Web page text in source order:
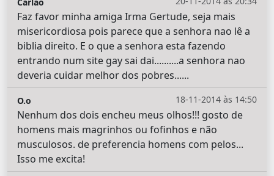
Faz favor minha amiga Irma Gertude, seja mais
misericordiosa pois parece que a senhora nao lê a
biblia direito. E o que a senhora esta fazendo
entrando num site gay sai dai..........a senhora nao
deveria cuidar melhor dos pobres......
18-11-2014 às 14:50
O.o
Nenhum dos dois encheu meus olhos!!! gosto de
homens mais magrinhos ou fofinhos e não
musculosos. de preferencia homens com pelos...
Isso me excita!